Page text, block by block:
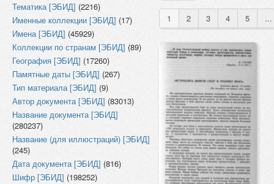
Тематика [ЭБИД] (2216)
Именные коллекции [ЭБИД] (17)
Имена [ЭБИД] (45929)
Коллекции по странам [ЭБИД] (89)
География [ЭБИД] (17260)
Памятные даты [ЭБИД] (267)
Тип материала [ЭБИД] (9)
Автор документа [ЭБИД] (83013)
Название документа [ЭБИД]
(280237)
Название (для иллюстраций) [ЭБИД]
(245)
Дата документа [ЭБИД] (816)
Шифр [ЭБИД] (198252)
1 2 3 4 5 ...